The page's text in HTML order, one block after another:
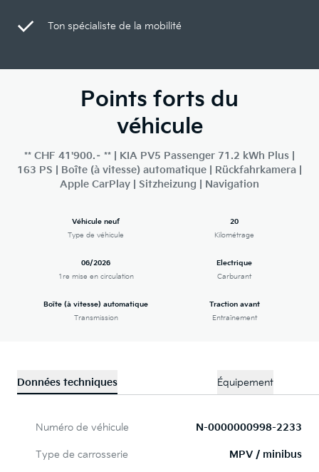
Ton spécialiste de la mobilité
Points forts du
véhicule
** CHF 41'900.– ** | KIA PV5 Passenger 71.2 kWh Plus |
163 PS | Boîte (à vitesse) automatique | Rückfahrkamera |
Apple CarPlay | Sitzheizung | Navigation
Véhicule neuf
Type de véhicule
20
Kilométrage
06/2026
1re mise en circulation
Electrique
Carburant
Boîte (à vitesse) automatique
Transmission
Traction avant
Entraînement
Données techniques Équipement
Numéro de véhicule N-0000000998-2233
Type de carrosserie MPV / minibus